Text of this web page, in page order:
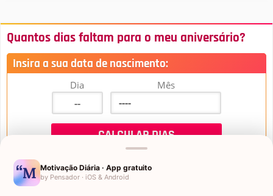
Quantos dias faltam para o meu aniversário?
Insira a sua data de nascimento:
Dia Mês
Motivação Diária · App gratuito
by Pensador · iOS & Android